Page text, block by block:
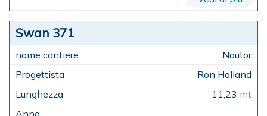
Swan 371
Nautor
Ron Holland
11,23 mt